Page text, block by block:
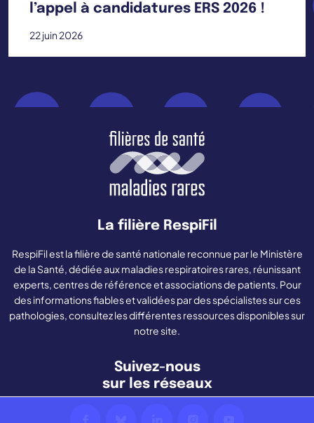
l’appel à candidatures ERS 2026 !
22 juin 2026
La filière RespiFil
RespiFil est la filière de santé nationale reconnue par le Ministère
de la Santé, dédiée aux maladies respiratoires rares, réunissant
experts, centres de référence et associations de patients. Pour
des informations fiables et validées par des spécialistes sur ces
pathologies, consultez les différentes ressources disponibles sur
notre site.
Suivez-nous
sur les réseaux